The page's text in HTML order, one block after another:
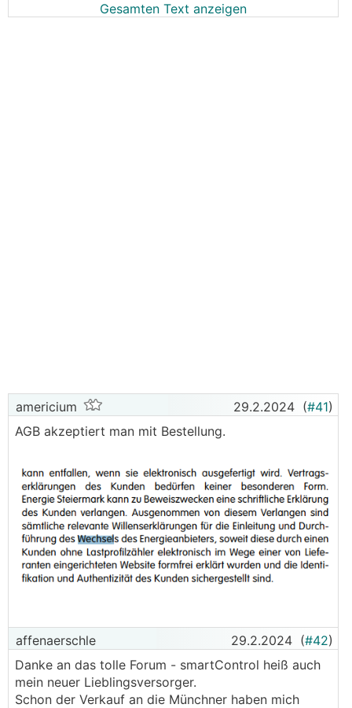
Bestand: SWP und E-Auto
Gesamten Text anzeigen
americium 29.2.2024 (#41)
AGB akzeptiert man mit Bestellung.
affenaerschle 29.2.2024 (#42)
Danke an das tolle Forum - smartControl heiß auch
mein neuer Lieblingsversorger.
Schon der Verkauf an die Münchner haben mich